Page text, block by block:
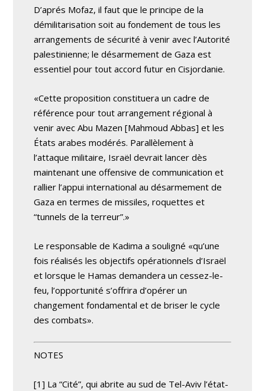
D’aprés Mofaz, il faut que le principe de la
démilitarisation soit au fondement de tous les
arrangements de sécurité à venir avec l’Autorité
palestinienne; le désarmement de Gaza est
essentiel pour tout accord futur en Cisjordanie.
«Cette proposition constituera un cadre de
référence pour tout arrangement régional à
venir avec Abu Mazen [Mahmoud Abbas] et les
États arabes modérés. Parallèlement à
l’attaque militaire, Israël devrait lancer dès
maintenant une offensive de communication et
rallier l’appui international au désarmement de
Gaza en termes de missiles, roquettes et
“tunnels de la terreur”.»
Le responsable de Kadima a souligné «qu’une
fois réalisés les objectifs opérationnels d’Israël
et lorsque le Hamas demandera un cessez-le-
feu, l’opportunité s’offrira d’opérer un
changement fondamental et de briser le cycle
des combats».
NOTES
[1] La “Cité”, qui abrite au sud de Tel-Aviv l’état-